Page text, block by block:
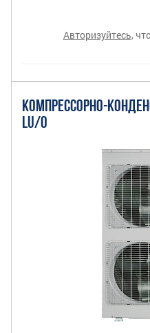
Авторизуйтесь,
КОМПРЕССОРНО-
LU/O